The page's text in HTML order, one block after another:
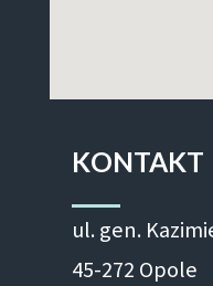
KONTAKT
ul. gen.
45-272 Opole